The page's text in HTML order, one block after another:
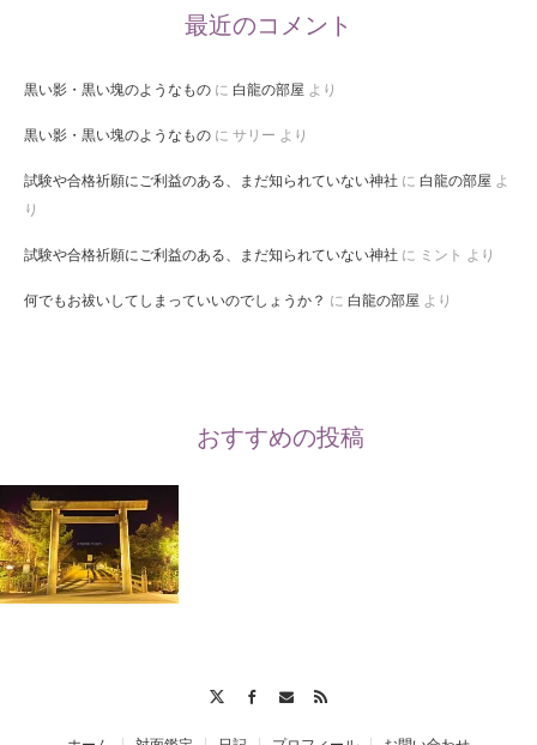
最近のコメント
黒い影・黒い塊のようなもの に 白龍の部屋 より
黒い影・黒い塊のようなもの に サリー より
試験や合格祈願にご利益のある、まだ知られていない神社 に 白龍の部屋 よ
り
試験や合格祈願にご利益のある、まだ知られていない神社 に ミント より
何でもお祓いしてしまっていいのでしょうか？ に 白龍の部屋 より
おすすめの投稿